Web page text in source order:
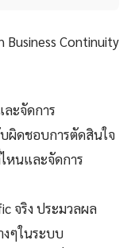
Business Continuity
ะจัดการ
ผิดชอบการตัดสินใจ
หนและจัดการ
จริง ประมวลผล
งๆในระบบ